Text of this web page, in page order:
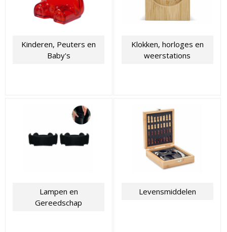
Kinderen, Peuters en
Baby's
Klokken, horloges en
weerstations
Lampen en
Gereedschap
Levensmiddelen